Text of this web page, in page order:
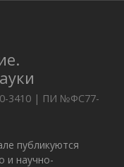
3410 | ПИ №ФС77-
публикуются
и научно-